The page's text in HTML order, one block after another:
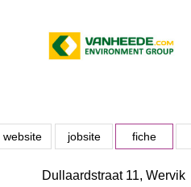
website jobsite fiche
Dullaardstraat 11, Wervik